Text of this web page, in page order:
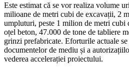
Este estimat că se vor realiza volume
milioane de metri cubi de excavații, 2
umpluturi, peste 1 milion de metri cubi
oțel beton, 47.000 de tone de tabliere
grinzi prefabricate. Eforturile actuale
documentelor de mediu și a
vederea accelerației proiectului.